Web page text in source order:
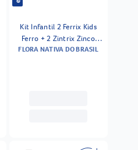
Kit Infantil 2 Ferrix Kids
Ferro + 2 Zintrix Zinco
Flora Nativa
FLORA NATIVA DO BRASIL